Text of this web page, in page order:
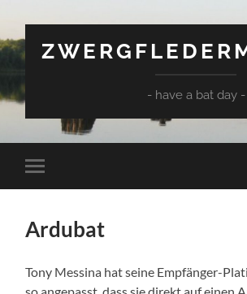
- have a bat day -
Mobile-
Menü
Ardubat
Tony Messina hat seine Empfänger-
so angepasst, dass sie direkt auf einen